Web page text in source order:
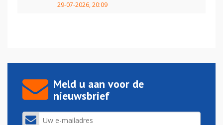
29-07-2026, 20:09
Meld u aan voor de
nieuwsbrief